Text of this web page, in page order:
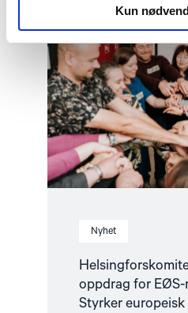
Kun
Nyhet
oppdrag for EØS-
Styrker
for
–